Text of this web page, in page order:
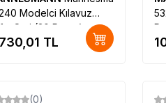
Modelci Kılavuz
Seti (30 Parça)
TL
(0)